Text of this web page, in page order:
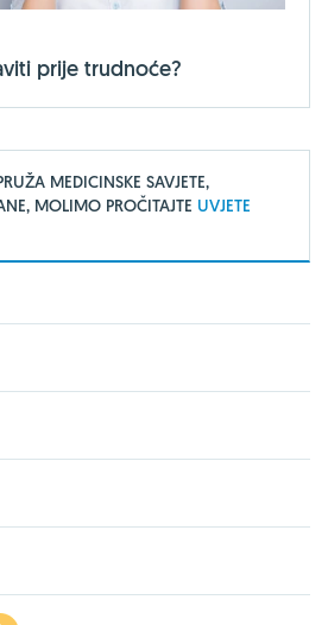
prije trudnoće?
MEDICINSKE SAVJETE,
MOLIMO PROČITAJTE UVJETE